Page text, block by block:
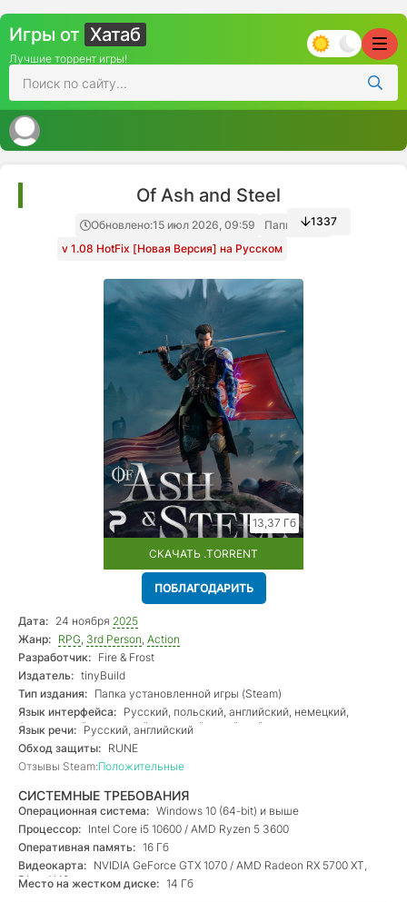
Игры от Хатаб
Лучшие торрент игры!
Of Ash and Steel
Обновлено:15 июл 2026, 09:59
Папка игры
v 1.08 HotFix [Новая Версия] на Русском
1337
13,37 Гб
СКАЧАТЬ .TORRENT
ПОБЛАГОДАРИТЬ
Дата: 24 ноября 2025
Жанр: RPG, 3rd Person, Action
Разработчик: Fire & Frost
Издатель: tinyBuild
Тип издания: Папка установленной игры (Steam)
Язык интерфейса: Русский, польский, английский, немецкий,
французский, испанский, японский, китайский
Язык речи: Русский, английский
Обход защиты: RUNE
Отзывы Steam:Положительные
СИСТЕМНЫЕ ТРЕБОВАНИЯ
Операционная система: Windows 10 (64-bit) и выше
Процессор: Intel Core i5 10600 / AMD Ryzen 5 3600
Оперативная память: 16 Гб
Видеокарта: NVIDIA GeForce GTX 1070 / AMD Radeon RX 5700 XT,
DirectX 12
Место на жестком диске: 14 Гб